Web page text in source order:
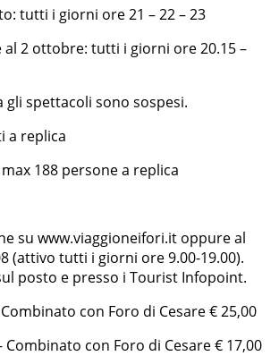
tutti i giorni ore 21 – 22 – 23
al 2 ottobre: tutti i giorni ore 20.15 –
gli spettacoli sono sospesi.
a replica
188 persone a replica
su www.viaggioneifori.it oppure al
(attivo tutti i giorni ore 9.00-19.00).
posto e presso i Tourist Infopoint.
con Foro di Cesare € 25,00
Combinato con Foro di Cesare € 17,00